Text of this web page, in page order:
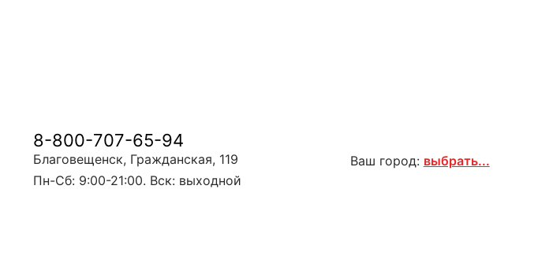
8-800-707-65-94
Благовещенск, Гражданская, 119
Пн-Сб: 9:00-21:00. Вск: выходной
Ваш город: выбрать...